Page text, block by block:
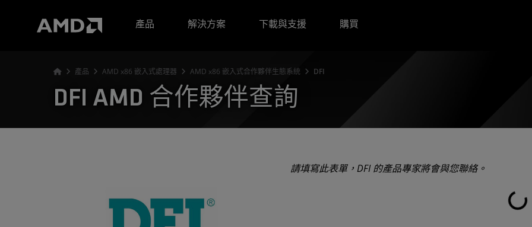
產品
解決方案 下載與支援 購買
產品 AMD x86 嵌入式處理器 AMD x86 嵌入式合作夥伴生態系統 DFI
DFI AMD 合作夥伴查詢
請填寫此表單，DFI 的產品專家將會與您聯絡。
載